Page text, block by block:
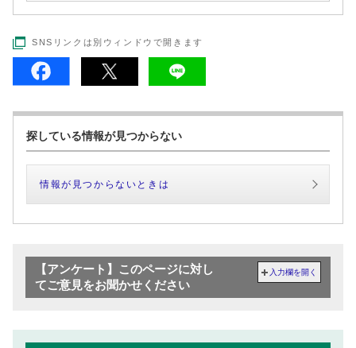
SNSリンクは別ウィンドウで開きます
探している情報が見つからない
情報が見つからないときは
【アンケート】このページに対し
てご意見をお聞かせください
入力欄を開く